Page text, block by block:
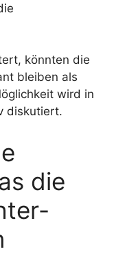
könnten die
bleiben als
wird in
diskutiert.
die